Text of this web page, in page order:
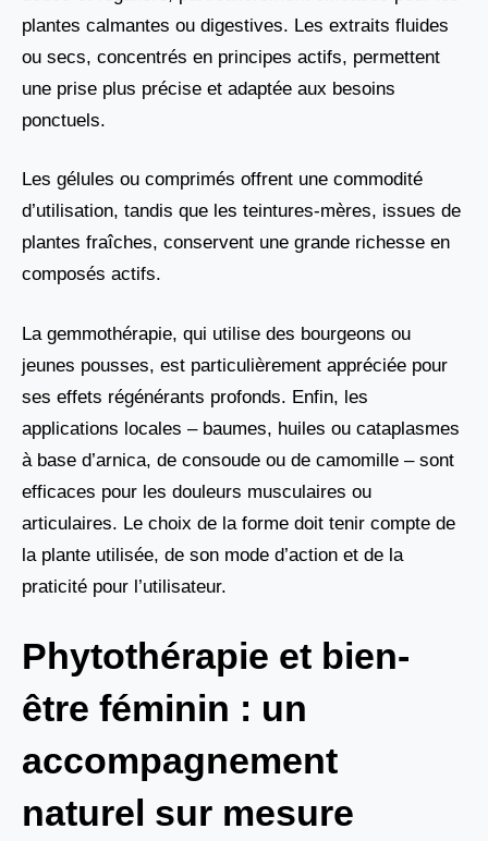
plantes calmantes ou digestives. Les extraits fluides
ou secs, concentrés en principes actifs, permettent
une prise plus précise et adaptée aux besoins
ponctuels.
Les gélules ou comprimés offrent une commodité
d’utilisation, tandis que les teintures-mères, issues de
plantes fraîches, conservent une grande richesse en
composés actifs.
La gemmothérapie, qui utilise des bourgeons ou
jeunes pousses, est particulièrement appréciée pour
ses effets régénérants profonds. Enfin, les
applications locales – baumes, huiles ou cataplasmes
à base d’arnica, de consoude ou de camomille – sont
efficaces pour les douleurs musculaires ou
articulaires. Le choix de la forme doit tenir compte de
la plante utilisée, de son mode d’action et de la
praticité pour l’utilisateur.
Phytothérapie et bien-
être féminin : un
accompagnement
naturel sur mesure